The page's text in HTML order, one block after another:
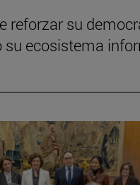
reforzar su
su ecosistema